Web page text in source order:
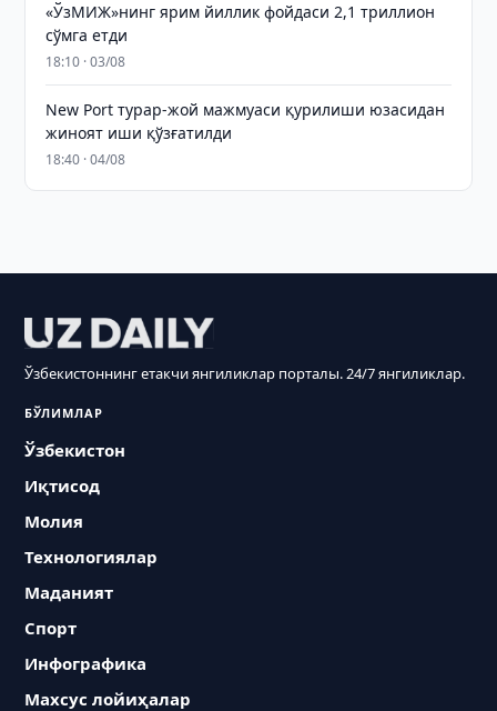
«ЎзМИЖ»нинг ярим йиллик фойдаси 2,1 триллион
сўмга етди
18:10 · 03/08
New Port турар-жой мажмуаси қурилиши юзасидан
жиноят иши қўзғатилди
18:40 · 04/08
Ўзбекистоннинг етакчи янгиликлар порталы. 24/7 янгиликлар.
БЎЛИМЛАР
Ўзбекистон
Иқтисод
Молия
Технологиялар
Маданият
Спорт
Инфографика
Махсус лойиҳалар